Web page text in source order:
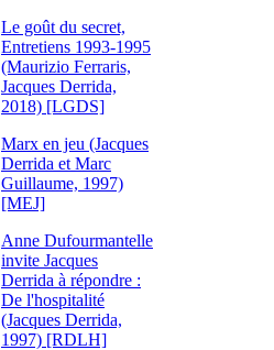
Le goût du secret,
Entretiens 1993-1995
(Maurizio Ferraris,
Jacques Derrida,
2018) [LGDS]
Marx en jeu (Jacques
Derrida et Marc
Guillaume, 1997)
[MEJ]
Anne Dufourmantelle
invite Jacques
Derrida à répondre :
De l'hospitalité
(Jacques Derrida,
1997) [RDLH]